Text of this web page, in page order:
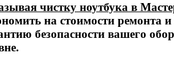
чистку ноутбука в
на стоимости ремонта
безопасности вашего